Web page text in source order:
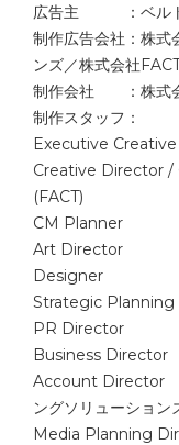
広告主 ：ベルト
制作広告会社：株式
ンズ／株式会社
制作会社 ：株式
制作スタッフ：
Executive
Creative Director
(FACT)
CM
Art Director
Designer
Strategic Planning
PR Director
Business
Account
ングソリューション
Media Planning